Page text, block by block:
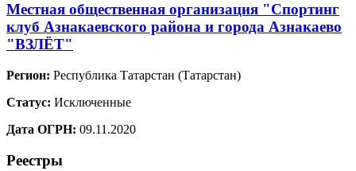
Местная общественная организация "Спортинг
клуб Азнакаевского района и города Азнакаево
"ВЗЛЁТ"
Регион: Республика Татарстан (Татарстан)
Статус: Исключенные
Дата ОГРН: 09.11.2020
Реестры